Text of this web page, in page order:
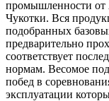
промышленности от
Чукотки. Вся
подобранных
предварительно
соответствует
нормам. Весомое
побед в
эксплуатации